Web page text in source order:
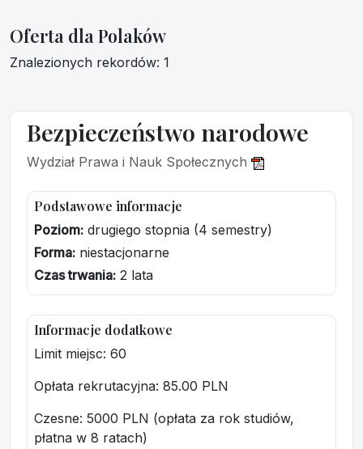
Oferta dla Polaków
Znalezionych rekordów: 1
Bezpieczeństwo narodowe
Wydział Prawa i Nauk Społecznych
Podstawowe informacje
Poziom: drugiego stopnia (4 semestry)
Forma: niestacjonarne
Czas trwania: 2 lata
Informacje dodatkowe
Limit miejsc: 60
Opłata rekrutacyjna: 85.00 PLN
Czesne: 5000 PLN (opłata za rok studiów,
płatna w 8 ratach)